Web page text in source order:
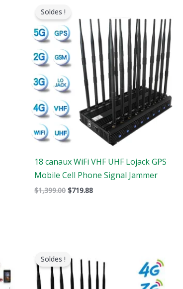
Soldes !
18 canaux WiFi VHF UHF Lojack GPS
Mobile Cell Phone Signal Jammer
$1,399.00
était
:
$1,399.00.
$719.88
est
:
$719.88.
Soldes ! original
était
actuel
est